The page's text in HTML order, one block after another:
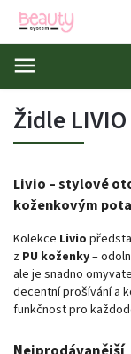
Židle LIVIO
Livio – stylové
koženkovým
Kolekce Livio
z PU koženky–
ale je snadno
decentní prošívání a
funkčnost pro